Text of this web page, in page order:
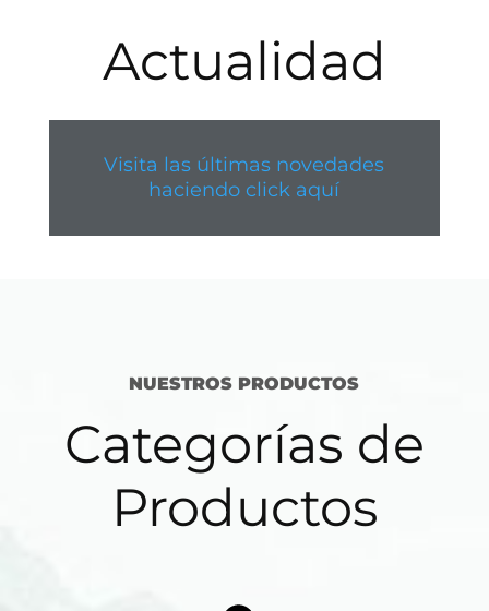
Actualidad
Visita las últimas novedades
haciendo click aquí
NUESTROS PRODUCTOS
Categorías de
Productos